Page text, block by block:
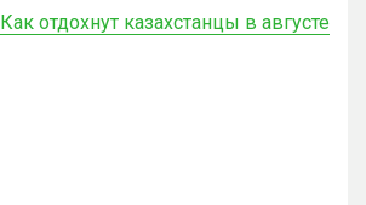
Как отдохнут казахстанцы в августе